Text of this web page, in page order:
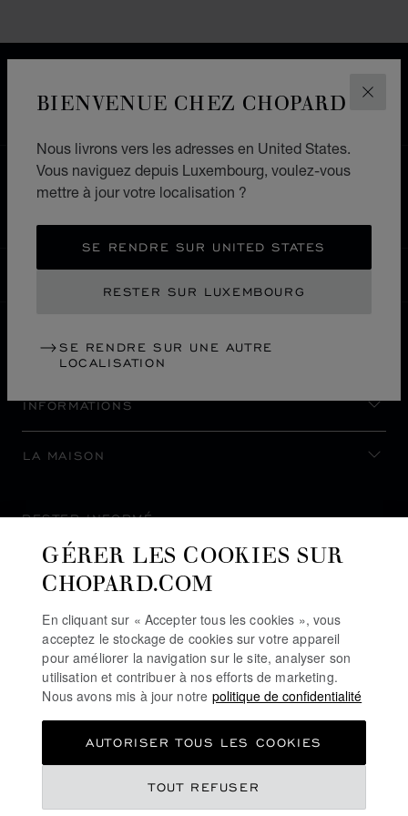
BIENVENUE CHEZ CHOPARD
Nous livrons vers les adresses en United States.
Vous naviguez depuis Luxembourg, voulez-vous
mettre à jour votre localisation ?
SE RENDRE SUR UNITED STATES
RESTER SUR LUXEMBOURG
SE RENDRE SUR UNE AUTRE
LOCALISATION
PAIEMENT SÉCURISÉ
ACCUEIL LOCALISER UNE BOUTIQUE
NOUS CONTACTER
INFORMATIONS
LA MAISON
RESTER INFORMÉ
S’INSCRIRE À LA NEWSLETTER
POLITIQUE DES COOKIES
GÉRER LES COOKIES SUR
CHOPARD.COM
En cliquant sur « Accepter tous les cookies », vous
acceptez le stockage de cookies sur votre appareil
pour améliorer la navigation sur le site, analyser son
utilisation et contribuer à nos efforts de marketing.
Nous avons mis à jour notre politique de confidentialité
TOUT REFUSER
AUTORISER TOUS LES COOKIES